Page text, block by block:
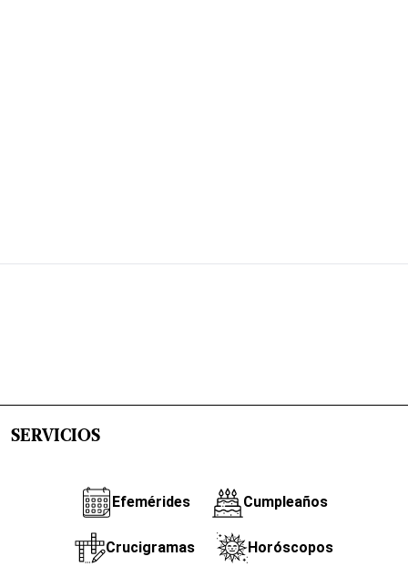
SERVICIOS
Efemérides Cumpleaños
Crucigramas Horóscopos